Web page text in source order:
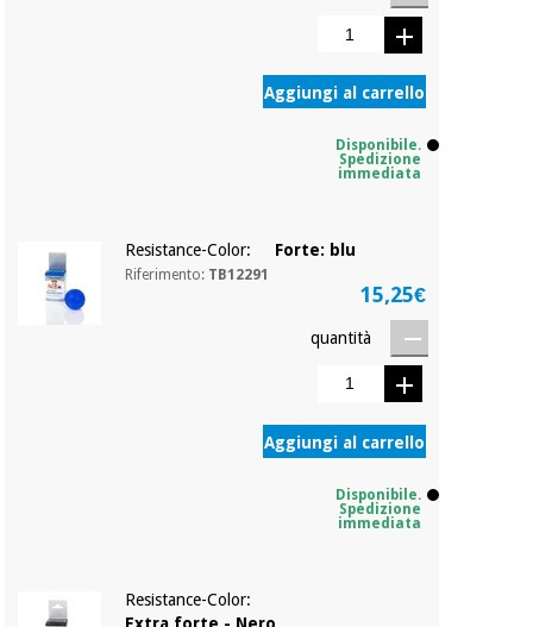
Aggiungi al carrello
Disponibile.
Spedizione
immediata
Resistance-Color: Forte: blu
Riferimento: TB12291
15,25€
quantità
Aggiungi al carrello
Disponibile.
Spedizione
immediata
Resistance-Color: